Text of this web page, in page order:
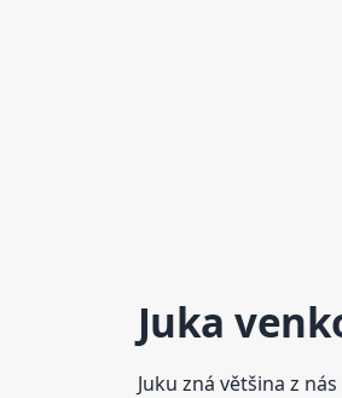
Juka
Juku zná většina z